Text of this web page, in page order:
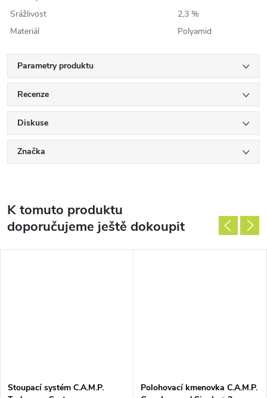
Srážlivost
2,3 %
Materiál
Polyamid
Parametry produktu
Recenze
Diskuse
Značka
K tomuto produktu
doporučujeme ještě dokoupit
Stoupací systém C.A.M.P.
Polohovací kmenovka C.A.M.P.